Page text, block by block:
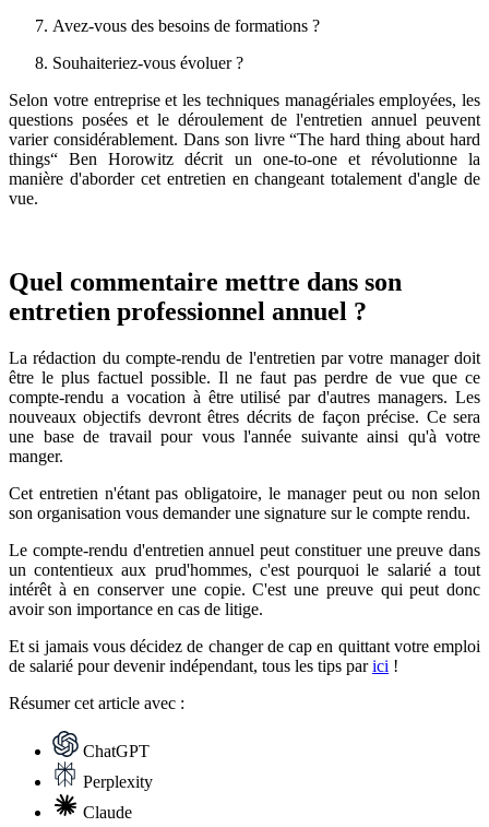
Avez-vous des besoins de formations ?
Souhaiteriez-vous évoluer ?
Selon votre entreprise et les techniques managériales employées, les
questions posées et le déroulement de l'entretien annuel peuvent
varier considérablement. Dans son livre “The hard thing about hard
things“ Ben Horowitz décrit un one-to-one et révolutionne la
manière d'aborder cet entretien en changeant totalement d'angle de
vue.
Quel commentaire mettre dans son
entretien professionnel annuel ?
La rédaction du compte-rendu de l'entretien par votre manager doit
être le plus factuel possible. Il ne faut pas perdre de vue que ce
compte-rendu a vocation à être utilisé par d'autres managers. Les
nouveaux objectifs devront êtres décrits de façon précise. Ce sera
une base de travail pour vous l'année suivante ainsi qu'à votre
manger.
Cet entretien n'étant pas obligatoire, le manager peut ou non selon
son organisation vous demander une signature sur le compte rendu.
Le compte-rendu d'entretien annuel peut constituer une preuve dans
un contentieux aux prud'hommes, c'est pourquoi le salarié a tout
intérêt à en conserver une copie. C'est une preuve qui peut donc
avoir son importance en cas de litige.
Et si jamais vous décidez de changer de cap en quittant votre emploi
de salarié pour devenir indépendant, tous les tips parici !
Résumercet article avec :
ChatGPT
Perplexity
Claude